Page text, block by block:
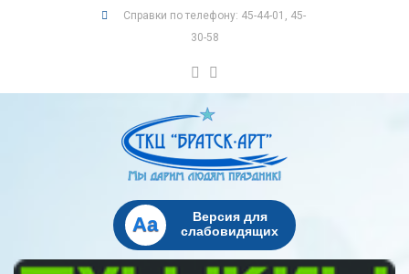
Справки по телефону: 45-44-01, 45-
30-58
Aa
Версия для
слабовидящих